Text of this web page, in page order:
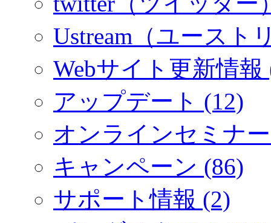
Ustream（ユースト
Webサイト更新情報
アップデート (12)
オンラインセミナ
キャンペーン (86)
サポート情報 (2)